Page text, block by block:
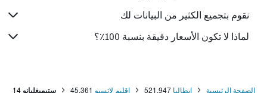
نقوم بتجميع الكثير من البيانات لك
لماذا لا تكون الأسعار دقيقة بنسبة 100٪؟
الصفحة الرئيسية إيطاليا 521,947 إقليم لاتسيو 45,361 ستيميغليانو 14